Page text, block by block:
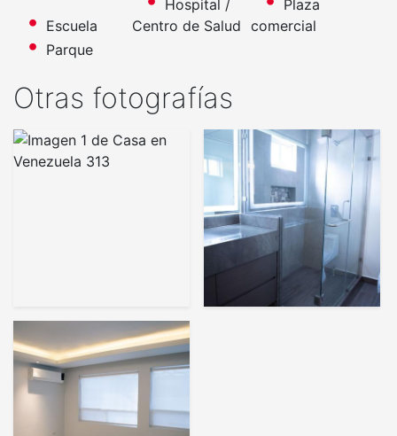
Escuela
Hospital /
Centro de Salud
Plaza
comercial
Parque
Otras fotografías